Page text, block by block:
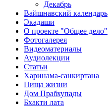
Декабрь
Вайшнавский календарь
Экадаши
О проекте "Общее дело"
Фотогалерея
Видеоматериалы
Аудиолекции
Статьи
Харинама-санкиртана
Пища жизни
Дом Прабхупады
Бхакти лата